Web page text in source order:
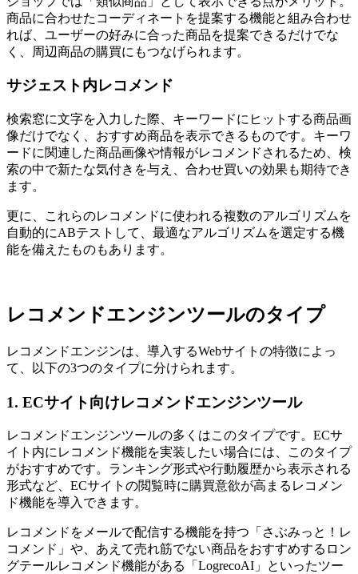
商品に合わせたコーディネートを提案する機能と組み合わせ
れば、ユーザーの好みに合った商品を提案できるだけでな
く、周辺商品の購買にもつなげられます。
サジェスト内レコメンド
検索窓に文字を入力した際、キーワードにヒットする商品画
像だけでなく、おすすめ商品を表示できるものです。キーワ
ードに関連した商品画像や情報がレコメンドされるため、検
索の中で新たな気付きを与え、合わせ買いの効果も期待でき
ます。
更に、これらのレコメンドに使われる複数のアルゴリズムを
自動的にABテストして、最適なアルゴリズムを選定する機
能を備えたものもあります。
レコメンドエンジンツールのタイプ
レコメンドエンジンは、導入するWebサイトの特徴によっ
て、以下の3つのタイプに分けられます。
1. ECサイト向けレコメンドエンジンツール
レコメンドエンジンツールの多くはこのタイプです。ECサ
イト内にレコメンド機能を実装したい場合には、このタイプ
がおすすめです。ランキング形式や行動履歴から表示される
形式など、ECサイトの閲覧時に購買意欲が高まるレコメン
ド機能を導入できます。
レコメンドをメールで配信する機能を持つ「さぶみっと！レ
コメンド」や、あえて売れ筋でない商品をおすすめするロン
グテールレコメンド機能がある「LogrecoAI」といったツー